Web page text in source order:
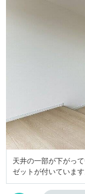
天井の一部が下がっ
ゼットが付いています